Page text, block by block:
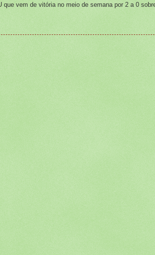
vem de vitória no meio de semana por 2 a 0